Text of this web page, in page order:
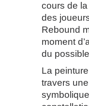
cours de
des
Rebound
moment
du
La
travers